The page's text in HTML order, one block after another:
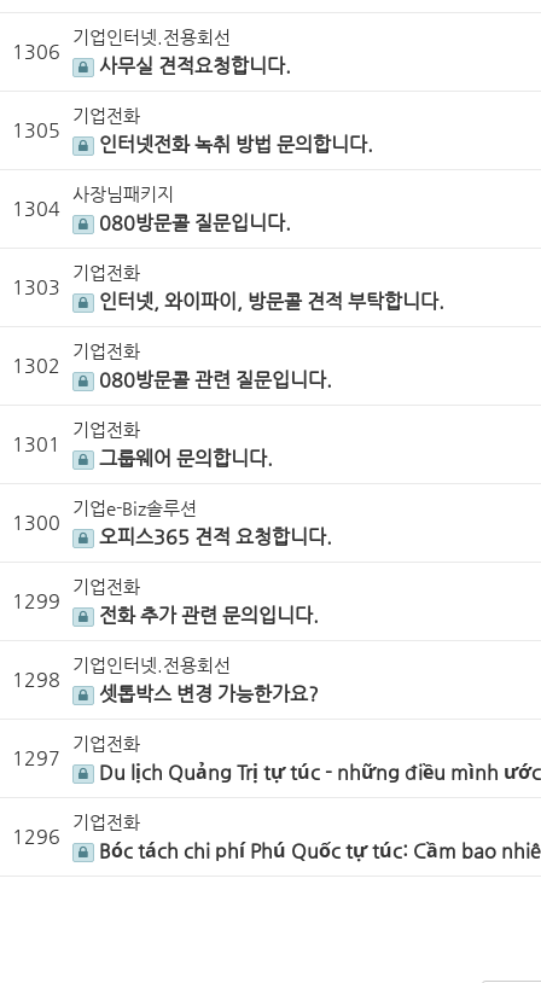
1306
기업인터넷.전용회선
사무실 견적요청합니다.
1305
기업전화
인터넷전화 녹취 방법 문의합니다.
1304
사장님패키지
080방문콜 질문입니다.
1303
기업전화
인터넷, 와이파이, 방문콜 견적 부탁합니다.
1302
기업전화
080방문콜 관련 질문입니다.
1301
기업전화
그룹웨어 문의합니다.
1300
기업e-Biz솔루션
오피스365 견적 요청합니다.
1299
기업전화
전화 추가 관련 문의입니다.
1298
기업인터넷.전용회선
셋톱박스 변경 가능한가요?
1297
기업전화
Du lịch Quảng Trị tự túc - những điều mình
1296
기업전화
Bóc tách chi phí Phú Quốc tự túc: Cầm bao